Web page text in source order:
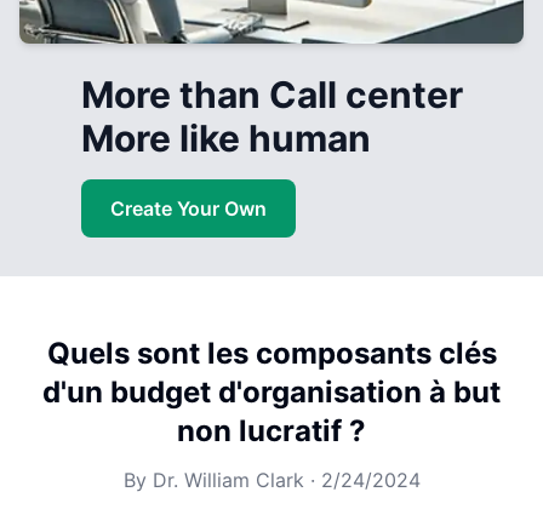
More than Call center
More like human
Create Your Own
Quels sont les composants clés
d'un budget d'organisation à but
non lucratif ?
By Dr. William Clark · 2/24/2024